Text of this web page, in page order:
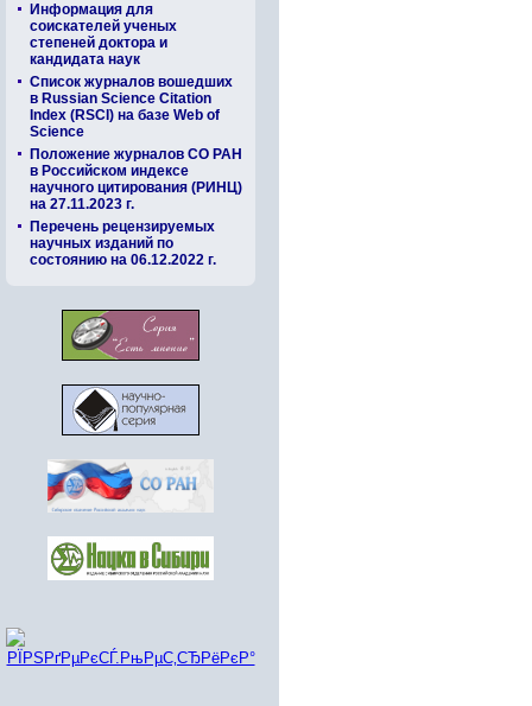
Информация для
соискателей ученых
степеней доктора и
кандидата наук
Список журналов вошедших
в Russian Science Citation
Index (RSCI) на базе Web of
Science
Положение журналов СО РАН
в Российском индексе
научного цитирования (РИНЦ)
на 27.11.2023 г.
Перечень рецензируемых
научных изданий по
состоянию на 06.12.2022 г.